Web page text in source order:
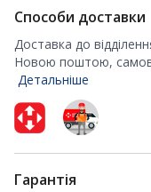
Способи доставки
Доставка до
Новою поштою,
Детальніше
Гарантія